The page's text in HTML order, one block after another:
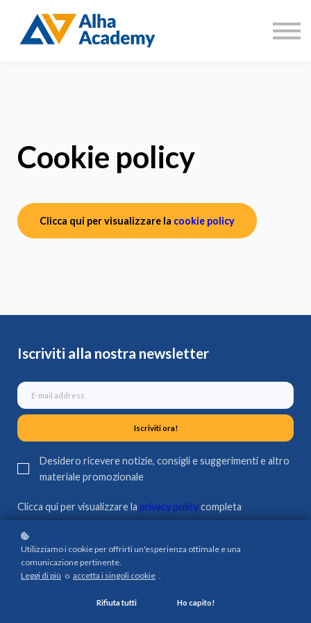
Catalogo corsi
Aree di formazione
Cookie policy
Clicca qui per visualizzare la cookie policy
Iscriviti alla nostra newsletter
Iscriviti ora!
Desidero ricevere notizie, consigli e suggerimenti e altro
materiale promozionale
Clicca qui per visualizzare la privacy policycompleta
Policy Pages
Privacy Policy
Terms & Conditions
Utilizziamo i cookie per offrirti un'esperienza ottimale e una
comunicazione pertinente.
Leggi di più o accetta i singoli cookie .
Rifiuta tutti Ho capito!